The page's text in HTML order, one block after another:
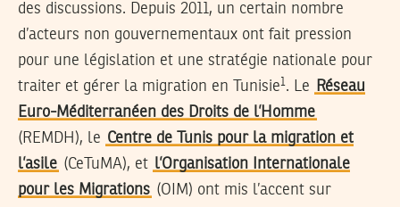
des discussions. Depuis 2011, un certain nombre
d’acteurs non gouvernementaux ont fait pression
pour une législation et une stratégie nationale pour
traiter et gérer la migration en Tunisie1. Le
Réseau
Euro-Méditerranéen des Droits de l’Homme
(REMDH), le Centre de Tunis pour la migration et
l’asile (CeTuMA), et l’Organisation Internationale
pour les Migrations (OIM) ont mis l’accent sur